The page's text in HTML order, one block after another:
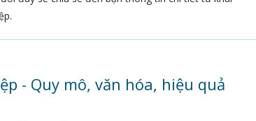
- Quy mô, văn hóa, hiệu quả